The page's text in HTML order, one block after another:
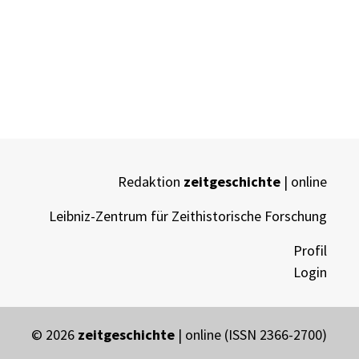
Redaktion zeitgeschichte | online
Leibniz-Zentrum für Zeithistorische Forschung
Profil
Login
© 2026 zeitgeschichte | online (ISSN 2366-2700)